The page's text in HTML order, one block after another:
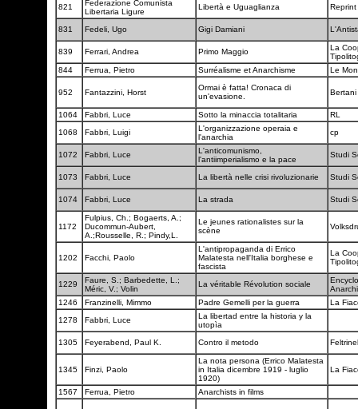
821
Federazione Comunista
Libertaria Ligure
Libertà e Uguaglianza
831 Fedeli, Ugo Gigi Damiani
839 Ferrari, Andrea Primo Maggio
La
844
Ferrua, Pietro Surréalisme et Anarchisme Le
952 Fantazzini, Horst
Ormai è fatta! Cronaca di
un'evasione.
Bertani
1064 Fabbri, Luce Sotto la minaccia totalitaria
RL
1068
Fabbri, Luigi
L'organizzazione operaia e
l'anarchia
cp
1072 Fabbri, Luce
L'anticomunismo,
l'antiimperialismo e la pace
Studi
1073 Fabbri, Luce La libertà nelle crisi rivoluzionarie Studi
1074 Fabbri, Luce La strada Studi
1172
Fulpius, Ch.; Bogaerts, A.;
Ducommun-Aubert,
A.;Rousselle, R.; Pindy,L.
Le jeunes rationalistes sur la
scène
1202 Facchi, Paolo
L'antipropaganda di Errico
Malatesta nell'Italia borghese e
fascista
La
1229
Faure, S.; Barbedette, L.;
Méric, V.; Volin
La véritable Révolution sociale
1246
Franzinelli, Mimmo Padre Gemelli per la guerra
La
1278
Fabbri, Luce
La libertad entre la historia y la
utopìa
1305
Feyerabend, Paul K. Contro il metodo
1345 Finzi, Paolo
La nota persona (Errico Malatesta
in Italia dicembre 1919 - luglio
1920)
La
1567 Ferrua, Pietro Anarchists in films